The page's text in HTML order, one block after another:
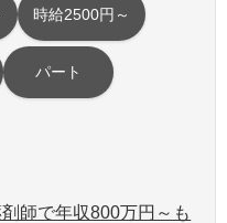
時給2500円～
パート
師で年収800万円～も